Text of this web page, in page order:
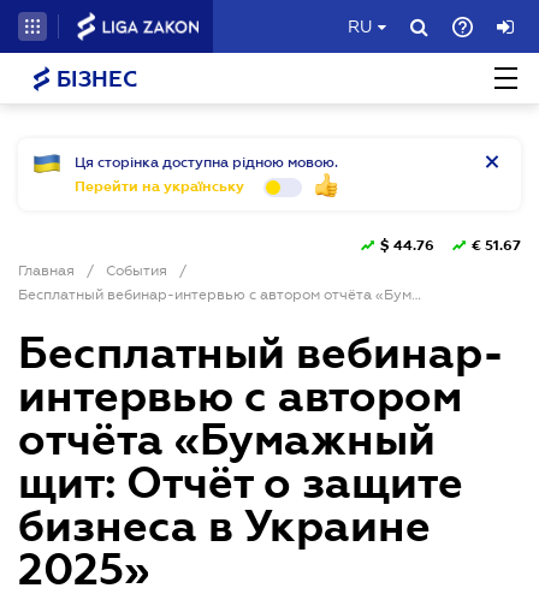
RU
БІЗНЕС
Ця сторінка доступна рідною мовою.
Перейти на українську
Главная / События
/
Бесплатный вебинар-интервью с автором отчёта «Бумажный щит: Отчёт о защите бизнеса в Украине 2025»
$ 44.76 € 51.67
Бесплатный вебинар-
интервью с автором
отчёта «Бумажный
щит: Отчёт о защите
бизнеса в Украине
2025»